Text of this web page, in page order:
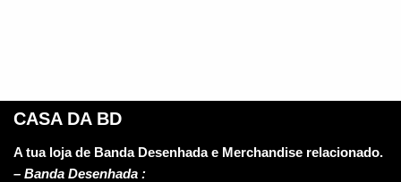
CASA DA BD
A tua loja de Banda Desenhada e Merchandise relacionado.
– Banda Desenhada :